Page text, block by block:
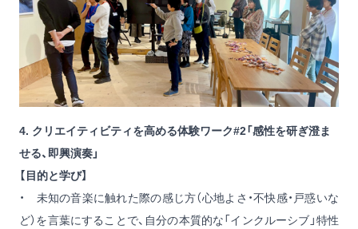
4. クリエイティビティを高める体験ワーク#2「感性を研ぎ澄ま
せる、即興演奏」
【目的と学び】
・ 未知の音楽に触れた際の感じ方（心地よさ・不快感・戸惑いな
ど）を言葉にすることで、自分の本質的な「インクルーシブ」特性